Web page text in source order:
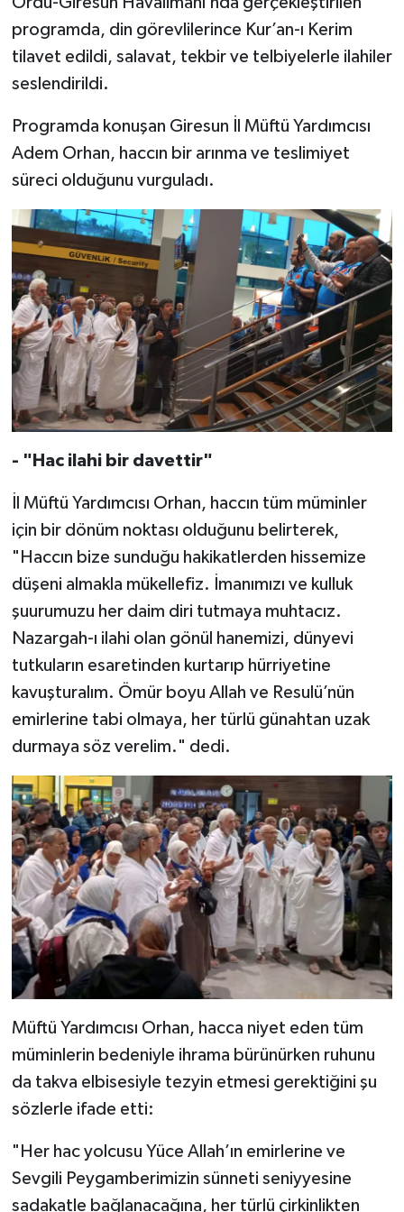
programda, din görevlilerince Kur’an-ı Kerim
tilavet edildi, salavat, tekbir ve telbiyelerle ilahiler
seslendirildi.
Programda konuşan Giresun İl Müftü Yardımcısı
Adem Orhan, haccın bir arınma ve teslimiyet
süreci olduğunu vurguladı.
- "Hac ilahi bir davettir"
İl Müftü Yardımcısı Orhan, haccın tüm müminler
için bir dönüm noktası olduğunu belirterek,
"Haccın bize sunduğu hakikatlerden hissemize
düşeni almakla mükellefiz. İmanımızı ve kulluk
şuurumuzu her daim diri tutmaya muhtacız.
Nazargah-ı ilahi olan gönül hanemizi, dünyevi
tutkuların esaretinden kurtarıp hürriyetine
kavuşturalım. Ömür boyu Allah ve Resulü’nün
emirlerine tabi olmaya, her türlü günahtan uzak
durmaya söz verelim." dedi.
Müftü Yardımcısı Orhan, hacca niyet eden tüm
müminlerin bedeniyle ihrama bürünürken ruhunu
da takva elbisesiyle tezyin etmesi gerektiğini şu
sözlerle ifade etti:
"Her hac yolcusu Yüce Allah’ın emirlerine ve
Sevgili Peygamberimizin sünneti seniyyesine
sadakatle bağlanacağına, her türlü çirkinlikten
Bitlis Müftülüğü
Bolu Müftülüğü
Burdur Müftülüğü
Bursa Müftülüğü
Çanakkale Müftülüğü
Çankırı Müftülüğü
Çorum Müftülüğü
Denizli Müftülüğü
Diyarbakır Müftülüğü
Düzce Müftülüğü
Edirne Müftülüğü
Elazığ Müftülüğü
Erzincan Müftülüğü
Erzurum Müftülüğü
Eskişehir Müftülüğü
Gaziantep Müftülüğü
Giresun Müftülüğü
Gümüşhane Müftülüğü
Hakkari Müftülüğü
Hatay Müftülüğü
Iğdır Müftülüğü
İstanbul Müftülüğü
İzmir Müftülüğü
Kahramanmaraş Müftülüğü
Karabük Müftülüğü
Sağlık
Makaleler
Ekonomi
Duyurular
Podcast
Bilim, Teknoloji
Biyografiler
Diyanet TV
İhtida Haberleri
YAŞAM